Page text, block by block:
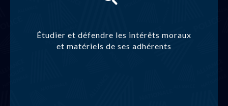
Étudier et défendre les intérêts moraux
et matériels de ses adhérents